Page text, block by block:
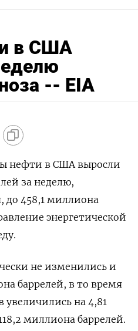
в США
-- EIA
нефти в США выросли
за неделю,
458,1 миллиона
энергетической
не изменились и
баррелей, в то время
увеличились на 4,81
миллиона баррелей.